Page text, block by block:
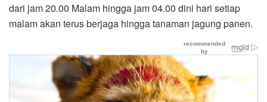
dari jam 20.00 Malam hingga jam 04.00 dini hari setiap
malam akan terus berjaga hingga tanaman jagung panen.